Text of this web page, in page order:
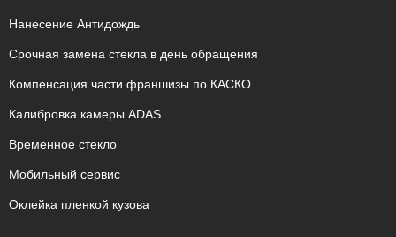
Нанесение Антидождь
Срочная замена стекла в день обращения
Компенсация части франшизы по КАСКО
Калибровка камеры ADAS
Временное стекло
Мобильный сервис
Оклейка пленкой кузова